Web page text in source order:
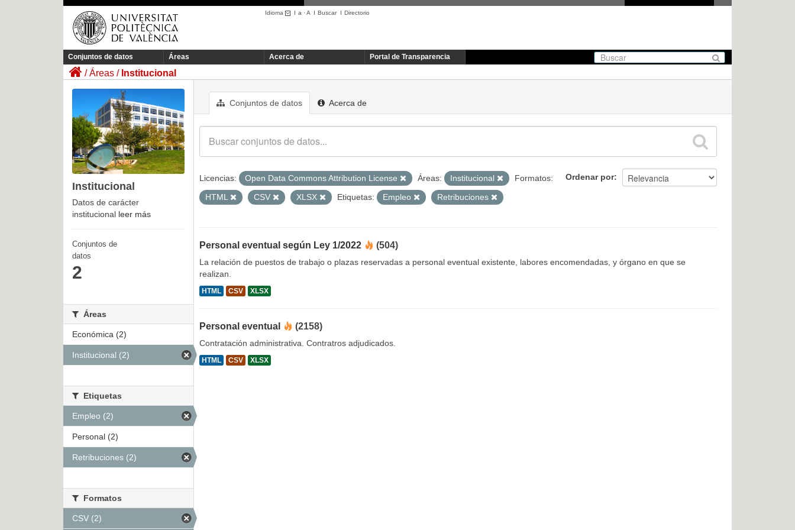
Idioma I a ·A I BuscarI Directorio
Conjuntos de datos Áreas Acerca de Portal de Transparencia
Áreas Institucional
Conjuntos de datos Acerca de
Ordenar por
Licencias: Open Data Commons Attribution License Áreas: Institucional
Formatos:
HTML
CSV XLSX Etiquetas: Empleo Retribuciones
Personal eventual según Ley 1/2022 (504)
La relación de puestos de trabajo o plazas reservadas a personal eventual existente, labores encomendadas, y órgano en que se
realizan.
HTML CSV XLSX
Personal eventual (2158)
Contratación administrativa. Contratros adjudicados.
HTML CSV XLSX
Institucional
Datos de carácter
institucional leer más
Conjuntos de
datos
2
Áreas
Económica (2)
Institucional (2)
Etiquetas
Empleo (2)
Personal (2)
Retribuciones (2)
Formatos
CSV (2)